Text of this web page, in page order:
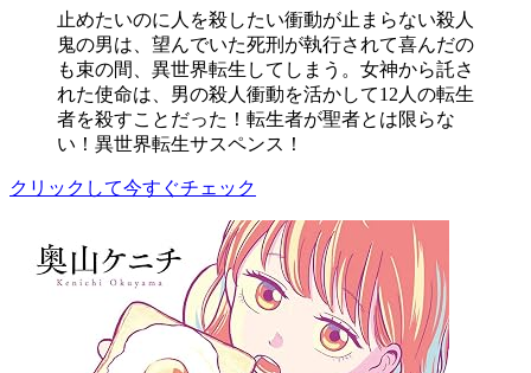
止めたいのに人を殺したい衝動が止まらない殺人
鬼の男は、望んでいた死刑が執行されて喜んだの
も束の間、異世界転生してしまう。女神から託さ
れた使命は、男の殺人衝動を活かして12人の転生
者を殺すことだった！転生者が聖者とは限らな
い！異世界転生サスペンス！
クリックして今すぐチェック